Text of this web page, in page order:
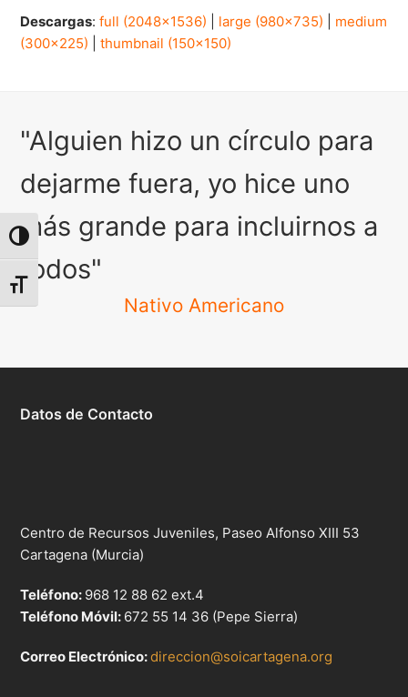
Alternar alto contraste
Alternar tamaño de letra
Descargas:full (2048x1536) large (980x735)
medium
(300x225) |thumbnail (150x150)
"Alguien hizo un círculo para
dejarme fuera, yo hice uno
más grande para incluirnos a
todos"
Nativo Americano
Datos de Contacto
Centro de Recursos Juveniles, Paseo Alfonso XIII 53
Cartagena (Murcia)
Teléfono: 968 12 88 62 ext.4
Teléfono Móvil: 672 55 14 36 (Pepe Sierra)
Correo Electrónico:direccion@soicartagena.org